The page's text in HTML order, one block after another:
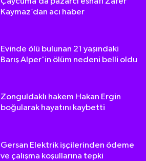
Kaymaz’dan acı haber
Evinde ölü bulunan 21 yaşındaki
Barış Alper'in ölüm nedeni belli oldu
Zonguldaklı hakem Hakan Ergin
boğularak hayatını kaybetti
Gersan Elektrik işçilerinden ödeme
ve çalışma koşullarına tepki